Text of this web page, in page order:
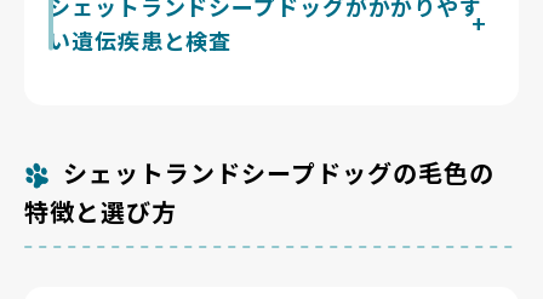
見学では、初めての物音に驚いた後、すぐ気持ちを切り
替えられるかを見てみましょう。
がちですが、流行に合わせて外見を優先した繁殖は、犬
の体への負担につながることがあります。よく動く犬種
断の記録を確認しましょう。シェットランドシープドッ
グは活発な牧羊犬気質で股関節や膝に負担がかかりやす
材料になります。
い遺伝疾患と検査
CEAやPRAは遺伝子検査で親犬の状態を確認できるた
め、両親の検査結果を提示できるかをブリーダーに尋ね
てみましょう。こうした課題に向き合うブリーダーを選
ぶと安心です。
シェットランドシープドッグの毛色の
特徴と選び方